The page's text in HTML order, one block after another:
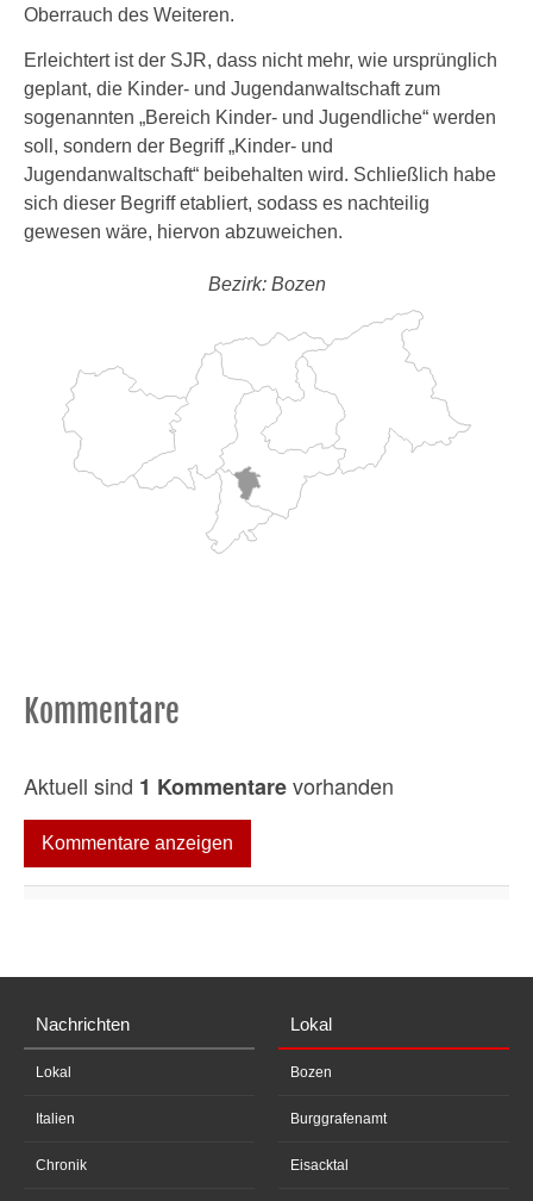
Oberrauch des Weiteren.
Erleichtert ist der SJR, dass nicht mehr, wie ursprünglich
geplant, die Kinder- und Jugendanwaltschaft zum
sogenannten „Bereich Kinder- und Jugendliche“ werden
soll, sondern der Begriff „Kinder- und
Jugendanwaltschaft“ beibehalten wird. Schließlich habe
sich dieser Begriff etabliert, sodass es nachteilig
gewesen wäre, hiervon abzuweichen.
Bezirk: Bozen
Kommentare
Aktuell sind 1 Kommentarevorhanden
Kommentare anzeigen
Nachrichten
Lokal
Italien
Chronik
Lokal
Bozen
Burggrafenamt
Eisacktal